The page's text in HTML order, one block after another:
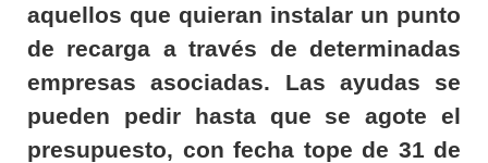
aquellos que quieran instalar un punto
de recarga a través de determinadas
empresas asociadas. Las ayudas se
pueden pedir hasta que se agote el
presupuesto, con fecha tope de 31 de